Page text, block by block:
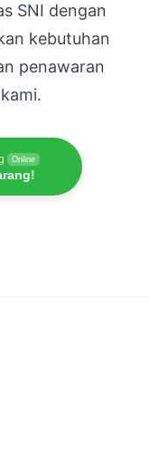
SNI dengan
kebutuhan
penawaran
Online